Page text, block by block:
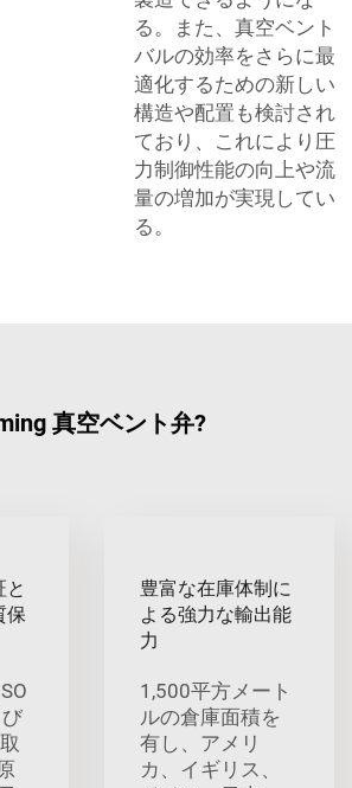
る。また、真空ベント
バルの効率をさらに最
適化するための新しい
構造や配置も検討され
ており、これにより圧
力制御性能の向上や流
量の増加が実現してい
る。
真空ベント弁?
と
保
豊富な在庫体制に
よる強力な輸出能
力
1,500平方メート
ルの倉庫面積を
有し、アメリ
カ、イギリス、